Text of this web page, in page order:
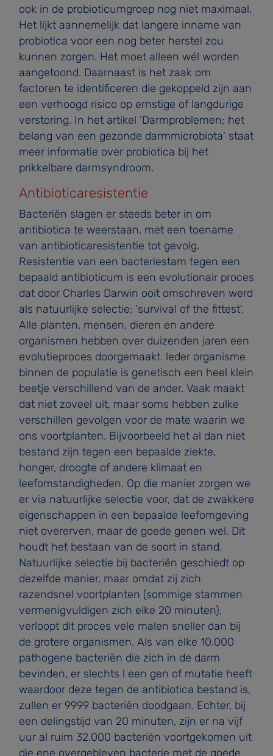
ook in de probioticumgroep nog niet maximaal.
Het lijkt aannemelijk dat langere inname van
probiotica voor een nog beter herstel zou
kunnen zorgen. Het moet alleen wél worden
aangetoond. Daarnaast is het zaak om
factoren te identificeren die gekoppeld zijn aan
een verhoogd risico op ernstige of langdurige
verstoring. In het artikel 'Darmproblemen; het
belang van een gezonde darmmicrobiota' staat
meer informatie over probiotica bij het
prikkelbare darmsyndroom.
Antibioticaresistentie
Bacteriën slagen er steeds beter in om
antibiotica te weerstaan, met een toename
van antibioticaresistentie tot gevolg.
Resistentie van een bacteriestam tegen een
bepaald antibioticum is een evolutionair proces
dat door Charles Darwin ooit omschreven werd
als natuurlijke selectie: 'survival of the fittest'.
Alle planten, mensen, dieren en andere
organismen hebben over duizenden jaren een
evolutieproces doorgemaakt. leder organisme
binnen de populatie is genetisch een heel klein
beetje verschillend van de ander. Vaak maakt
dat niet zoveel uit, maar soms hebben zulke
verschillen gevolgen voor de mate waarin we
ons voortplanten. Bijvoorbeeld het al dan niet
bestand zijn tegen een bepaalde ziekte,
honger, droogte of andere klimaat­ en
leefomstandigheden. Op die manier zorgen we
er via natuurlijke selectie voor, dat de zwakkere
eigenschappen in een bepaalde leefomgeving
niet overerven, maar de goede genen wel. Dit
houdt het bestaan van de soort in stand.
Natuurlijke selectie bij bacteriën geschiedt op
dezelfde manier, maar omdat zij zich
razendsnel voortplanten (sommige stammen
vermenigvuldigen zich elke 20 minuten),
verloopt dit proces vele malen sneller dan bij
de grotere organismen. Als van elke 10.000
pathogene bacteriën die zich in de darm
bevinden, er slechts l een gen of mutatie heeft
waardoor deze tegen de antibiotica bestand is,
zullen er 9999 bacteriën doodgaan. Echter, bij
een delingstijd van 20 minuten, zijn er na vijf
uur al ruim 32.000 bacteriën voortgekomen uit
die ene overgebleven bacterie met de goede